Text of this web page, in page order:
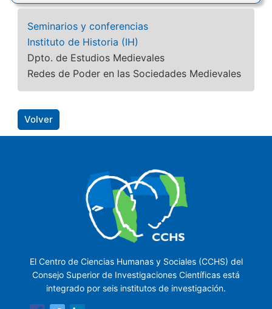
Seminarios y conferencias
Instituto de Historia (IH)
Dpto. de Estudios Medievales
Redes de Poder en las Sociedades Medievales
Volver
El Centro de Ciencias Humanas y Sociales (CCHS) del
Consejo Superior de Investigaciones Científicas está
integrado por seis institutos de investigación.